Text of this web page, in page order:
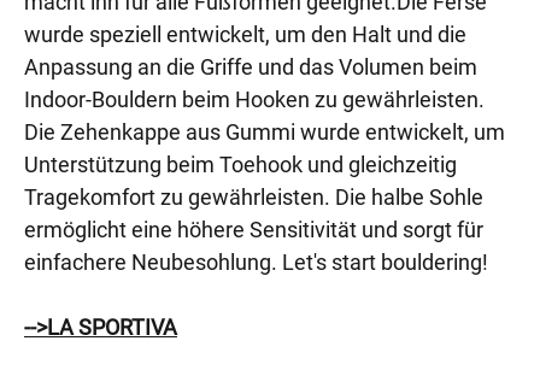
wurde speziell entwickelt, um den Halt und die
Anpassung an die Griffe und das Volumen beim
Indoor-Bouldern beim Hooken zu gewährleisten.
Die Zehenkappe aus Gummi wurde entwickelt, um
Unterstützung beim Toehook und gleichzeitig
Tragekomfort zu gewährleisten. Die halbe Sohle
ermöglicht eine höhere Sensitivität und sorgt für
einfachere Neubesohlung. Let's start bouldering!
-->LA SPORTIVA